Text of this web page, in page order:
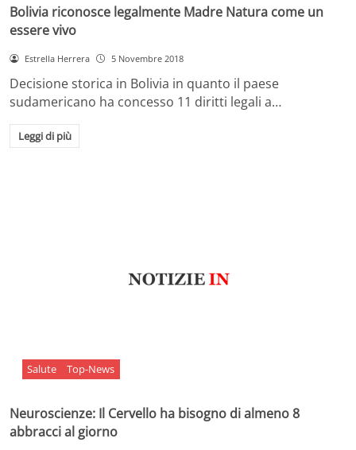
Bolivia riconosce legalmente Madre Natura come un
essere vivo
Estrella Herrera 5 Novembre 2018
Decisione storica in Bolivia in quanto il paese
sudamericano ha concesso 11 diritti legali a…
Leggi di più
Salute Top-News
Neuroscienze: Il Cervello ha bisogno di almeno 8
abbracci al giorno